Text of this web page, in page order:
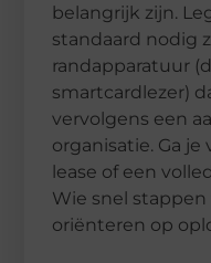
belangrijk zijn.
standaard nodig
randapparatuur
smartcardlezer)
vervolgens een
organisatie. Ga je
lease of een
Wie snel
oriënteren op